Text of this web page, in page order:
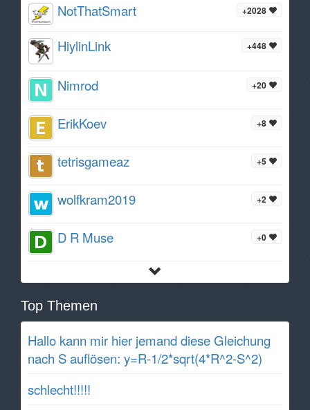
+2028
NotThatSmart
+448
HiylinLink
+20
Nimrod
+8
ErikKoev
+5
tetrisgameaz
+2
wolfkram2019
+0
D R Muse
Top Themen
Hallo kann mir hier jemand diese Gleichung
nach S auflösen: y=R-1/2*sqrt(4*R^2-S^2)
schlecht!!!!!